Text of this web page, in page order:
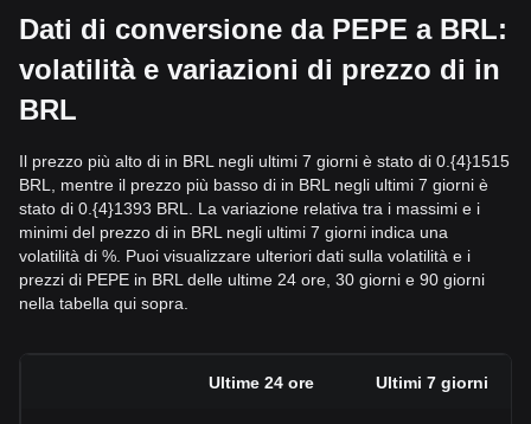
Dati di conversione da PEPE a BRL:
volatilità e variazioni di prezzo di in
BRL
Il prezzo più alto di in BRL negli ultimi 7 giorni è stato di 0.{4}1515
BRL, mentre il prezzo più basso di in BRL negli ultimi 7 giorni è
stato di 0.{4}1393 BRL. La variazione relativa tra i massimi e i
minimi del prezzo di in BRL negli ultimi 7 giorni indica una
volatilità di %. Puoi visualizzare ulteriori dati sulla volatilità e i
prezzi di PEPE in BRL delle ultime 24 ore, 30 giorni e 90 giorni
nella tabella qui sopra.
Ultime 24 ore Ultimi 7 giorni